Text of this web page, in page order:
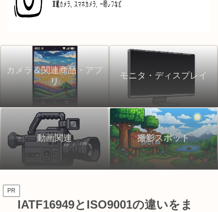
カメラ＆関連商品・アプ
リ
モニタ・ディスプレイ
動画関連 撮影スポット
PR
IATF16949とISO9001の違いをま